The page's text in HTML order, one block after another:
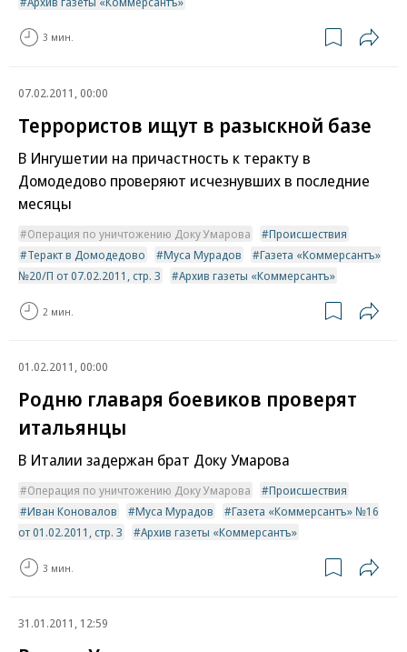
3 мин.
07.02.2011, 00:00
Террористов ищут в разыскной базе
В Ингушетии на причастность к теракту в
Домодедово проверяют исчезнувших в последние
месяцы
Операция по уничтожению Доку Умарова
Происшествия
Теракт в Домодедово
Муса Мурадов
Газета «Коммерсантъ»
№20/П от 07.02.2011, стр. 3
Архив газеты «Коммерсантъ»
2 мин.
01.02.2011, 00:00
Родню главаря боевиков проверят
итальянцы
В Италии задержан брат Доку Умарова
Операция по уничтожению Доку Умарова
Происшествия
Иван Коновалов
Муса Мурадов
Газета «Коммерсантъ» №16
от 01.02.2011, стр. 3
Архив газеты «Коммерсантъ»
3 мин.
31.01.2011, 12:59